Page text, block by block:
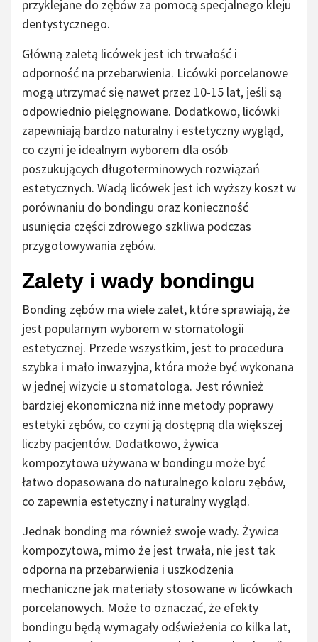
przyklejane do zębów za pomocą specjalnego kleju
dentystycznego.
Główną zaletą licówek jest ich trwałość i
odporność na przebarwienia. Licówki porcelanowe
mogą utrzymać się nawet przez 10-15 lat, jeśli są
odpowiednio pielęgnowane. Dodatkowo, licówki
zapewniają bardzo naturalny i estetyczny wygląd,
co czyni je idealnym wyborem dla osób
poszukujących długoterminowych rozwiązań
estetycznych. Wadą licówek jest ich wyższy koszt w
porównaniu do bondingu oraz konieczność
usunięcia części zdrowego szkliwa podczas
przygotowywania zębów.
Zalety i wady bondingu
Bonding zębów ma wiele zalet, które sprawiają, że
jest popularnym wyborem w stomatologii
estetycznej. Przede wszystkim, jest to procedura
szybka i mało inwazyjna, która może być wykonana
w jednej wizycie u stomatologa. Jest również
bardziej ekonomiczna niż inne metody poprawy
estetyki zębów, co czyni ją dostępną dla większej
liczby pacjentów. Dodatkowo, żywica
kompozytowa używana w bondingu może być
łatwo dopasowana do naturalnego koloru zębów,
co zapewnia estetyczny i naturalny wygląd.
Jednak bonding ma również swoje wady. Żywica
kompozytowa, mimo że jest trwała, nie jest tak
odporna na przebarwienia i uszkodzenia
mechaniczne jak materiały stosowane w licówkach
porcelanowych. Może to oznaczać, że efekty
bondingu będą wymagały odświeżenia co kilka lat,